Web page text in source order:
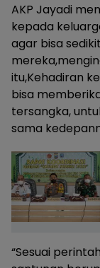
AKP Jayadi
kepada
agar bisa
itu,Kehadiran
bisa
tersangka,
sama
“Sesuai